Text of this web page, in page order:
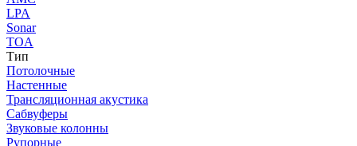
LPA
Sonar
TOA
Тип
Потолочные
Настенные
Трансляционная акустика
Сабвуферы
Звуковые колонны
Рупорные